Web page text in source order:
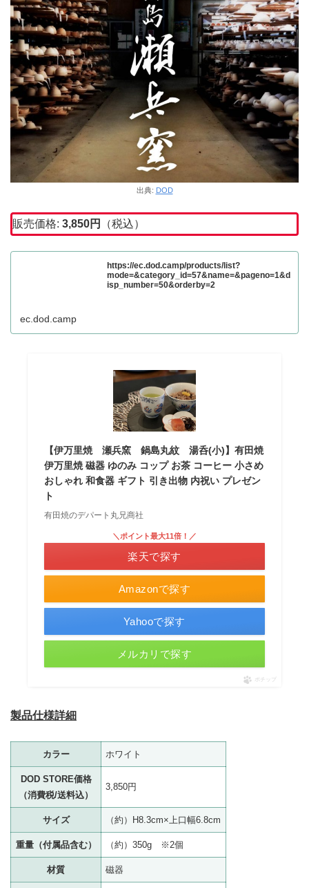
出典: DOD
販売価格: 3,850円 （税込）
https://ec.dod.camp/products/list?
mode=&category_id=57&name=&pageno=1&d
isp_number=50&orderby=2
ec.dod.camp
【伊万里焼 瀬兵窯 鍋島丸紋 湯呑(小)】有田焼
伊万里焼 磁器 ゆのみ コップ お茶 コーヒー 小さめ
おしゃれ 和食器 ギフト 引き出物 内祝い プレゼン
ト
有田焼のデパート丸兄商社
Amazonで探す
＼ポイント最大11倍！／
楽天で探す
Yahooで探す
メルカリで探す
ポチップ
製品仕様詳細
カラー ホワイト
DOD STORE価格
（消費税/送料込）
3,850円
サイズ （約）H8.3cm×上口幅6.8cm
重量（付属品含む） （約）350g ※2個
材質 磁器